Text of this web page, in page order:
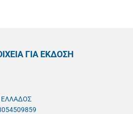
ΓΙΑ ΕΚΔΟΣΗ
ΕΛΛΑΔΟΣ